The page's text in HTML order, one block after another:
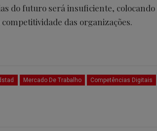
do futuro será insuficiente, colocando
das organizações.
Mercado De Trabalho
Competências Digitais